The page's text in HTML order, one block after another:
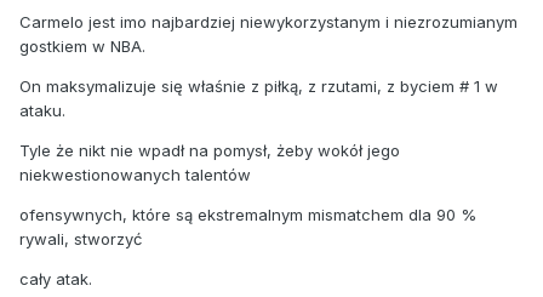
Carmelo jest imo najbardziej niewykorzystanym i niezrozumianym
gostkiem w NBA.
On maksymalizuje się właśnie z piłką, z rzutami, z byciem # 1 w
ataku.
Tyle że nikt nie wpadł na pomysł, żeby wokół jego
niekwestionowanych talentów
ofensywnych, które są ekstremalnym mismatchem dla 90 %
rywali, stworzyć
cały atak.